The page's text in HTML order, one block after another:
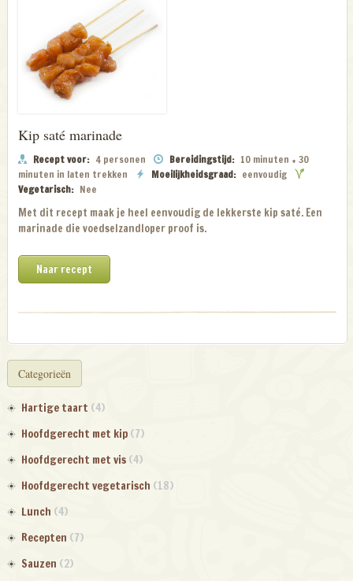
Kip saté marinade
Recept voor: 4 personen Bereidingstijd: 10 minuten + 30
minuten in laten trekken
Moeilijkheidsgraad: eenvoudig
Vegetarisch: Nee
Met dit recept maak je heel eenvoudig de lekkerste kip saté. Een
marinade die voedselzandloper proof is.
Naar recept
Categorieën
Hartige taart (4)
Hoofdgerecht met kip(7)
Hoofdgerecht met vis(4)
Hoofdgerecht vegetarisch (18)
Lunch (4)
Recepten (7)
Sauzen (2)